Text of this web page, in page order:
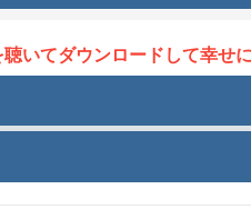
ダウンロードして幸せにな